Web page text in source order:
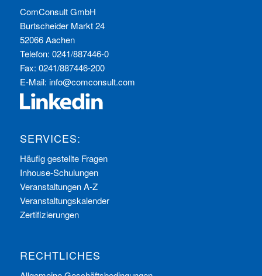
ComConsult GmbH
Burtscheider Markt 24
52066 Aachen
Telefon: 0241/887446-0
Fax: 0241/887446-200
E-Mail: info@comconsult.com
SERVICES:
Häufig gestellte Fragen
Inhouse-Schulungen
Veranstaltungen A-Z
Veranstaltungskalender
Zertifizierungen
RECHTLICHES